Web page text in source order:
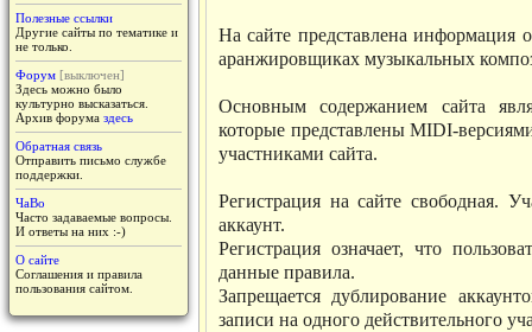
Полезные ссылки
Другие сайты по тематике и
не только.
Форум [выключен]
Здесь можно было
культурно высказаться.
Архив форума здесь
Обратная связь
Отправить письмо службе
поддержки.
ЧаВо
Часто задаваемые вопросы.
И ответы на них :-)
О сайте
Соглашения и правила
пользования сайтом.
На сайте представлена информация
аранжировщиках музыкальных
Основным содержанием сайта
которые представлены MIDI-
участниками сайта.
Регистрация на сайте свободная.
аккаунт.
Регистрация означает, что
данные правила.
Запрещается дублирование
записи на одного действительного